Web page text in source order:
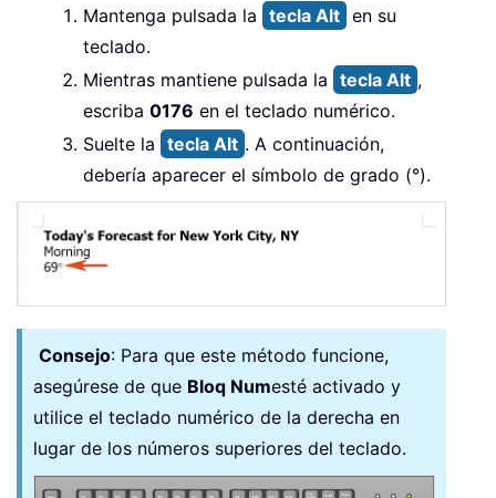
Mantenga pulsada la tecla Alt en su
teclado.
Mientras mantiene pulsada la tecla Alt ,
escriba 0176 en el teclado numérico.
Suelte la tecla Alt . A continuación,
debería aparecer el símbolo de grado (°).
Consejo: Para que este método funcione,
asegúrese de que Bloq Numesté activado y
utilice el teclado numérico de la derecha en
lugar de los números superiores del teclado.